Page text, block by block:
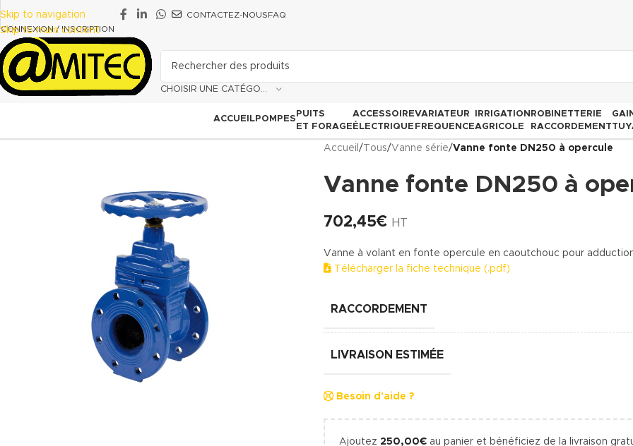
Skip to navigation
Skip to main content
CONNEXION / INSCRIPTION
CONTACTEZ-NOUSFAQ
ACCUEILPOMPES
PUITS
ET FORAGE
ACCESSOIRE
ÉLECTRIQUE
VARIATEUR
FREQUENCE
IRRIGATION
AGRICOLE
ROBINETTERIE
RACCORDEMENT
Accueil / Tous/Vanne série/Vanne fonte DN250 à opercule
Vanne fonte DN250 à
702,45€ HT
Vanne à volant en fonte opercule en caoutchouc pour adduction
Télécharger la fiche technique (.pdf)
RACCORDEMENT
LIVRAISON ESTIMÉE
Besoin d'aide ?
Ajoutez 250,00€ au panier et bénéficiez de la livraison